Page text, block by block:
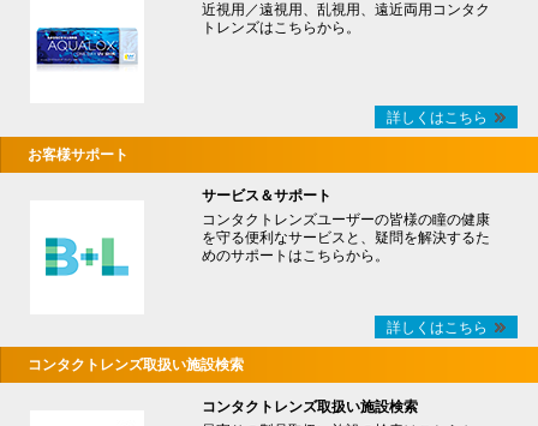
近視用／遠視用、乱視用、遠近両用コンタク
トレンズはこちらから。
詳しくはこちら
お客様サポート
サービス＆サポート
コンタクトレンズユーザーの皆様の瞳の健康
を守る便利なサービスと、疑問を解決するた
めのサポートはこちらから。
詳しくはこちら
コンタクトレンズ取扱い施設検索
コンタクトレンズ取扱い施設検索